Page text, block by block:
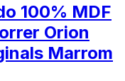
100% MDF
Orion
Marrom